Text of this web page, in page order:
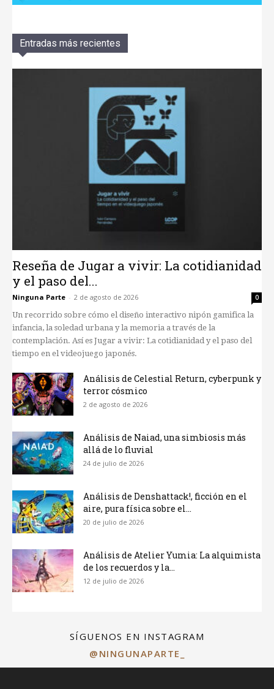
Entradas más recientes
Reseña de Jugar a vivir: La cotidianidad
y el paso del...
Ninguna Parte - 2 de agosto de 2026 0
Un recorrido sobre cómo el diseño interactivo nipón gamifica la
infancia, la soledad urbana y la memoria a través de la
contemplación. Así es Jugar a vivir: La cotidianidad y el paso del
tiempo en el videojuego japonés.
Análisis de Celestial Return, cyberpunk y
terror cósmico
2 de agosto de 2026
Análisis de Naiad, una simbiosis más
allá de lo fluvial
24 de julio de 2026
Análisis de Denshattack!, ficción en el
aire, pura física sobre el...
20 de julio de 2026
Análisis de Atelier Yumia: La alquimista
de los recuerdos y la...
12 de julio de 2026
SÍGUENOS EN INSTAGRAM
@NINGUNAPARTE_